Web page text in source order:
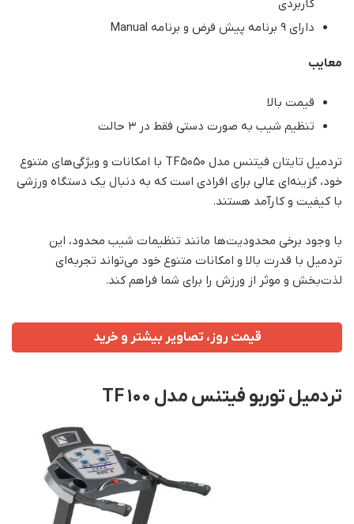
کاربردی
دارای 9 برنامه پیش فرض و برنامه Manual
معایب
قیمت بالا
تنظیم شیب به صورت دستی فقط در 3 حالت
تردمیل تایتان فیتنس مدل TF5050 با امکانات و ویژگی‌های متنوع
خود، گزینه‌ای عالی برای افرادی است که به دنبال یک دستگاه ورزشی
با کیفیت و کارآمد هستند.
با وجود برخی محدودیت‌ها مانند تنظیمات شیب محدود، این
تردمیل با قدرت بالا و امکانات متنوع خود می‌تواند تجربه‌ای
لذت‌بخش و موثر از ورزش را برای شما فراهم کند.
قیمت روز، تصاویر بیشتر و خرید
تردمیل توربو فیتنس مدل TF 100